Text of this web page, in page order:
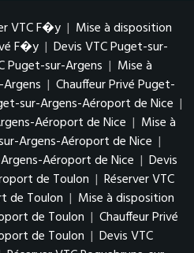
VTC F�y | Mise à disposition
F�y | Devis VTC Puget-sur-
Puget-sur-Argens | Mise à
| Chauffeur Privé Puget-
sur-Argens-Aéroport de Nice |
Aéroport de Nice | Mise à
Argens-Aéroport de Nice |
Aéroport de Nice | Devis
de Toulon | Réserver VTC
de Toulon | Mise à disposition
de Toulon | Chauffeur Privé
de Toulon | Devis VTC